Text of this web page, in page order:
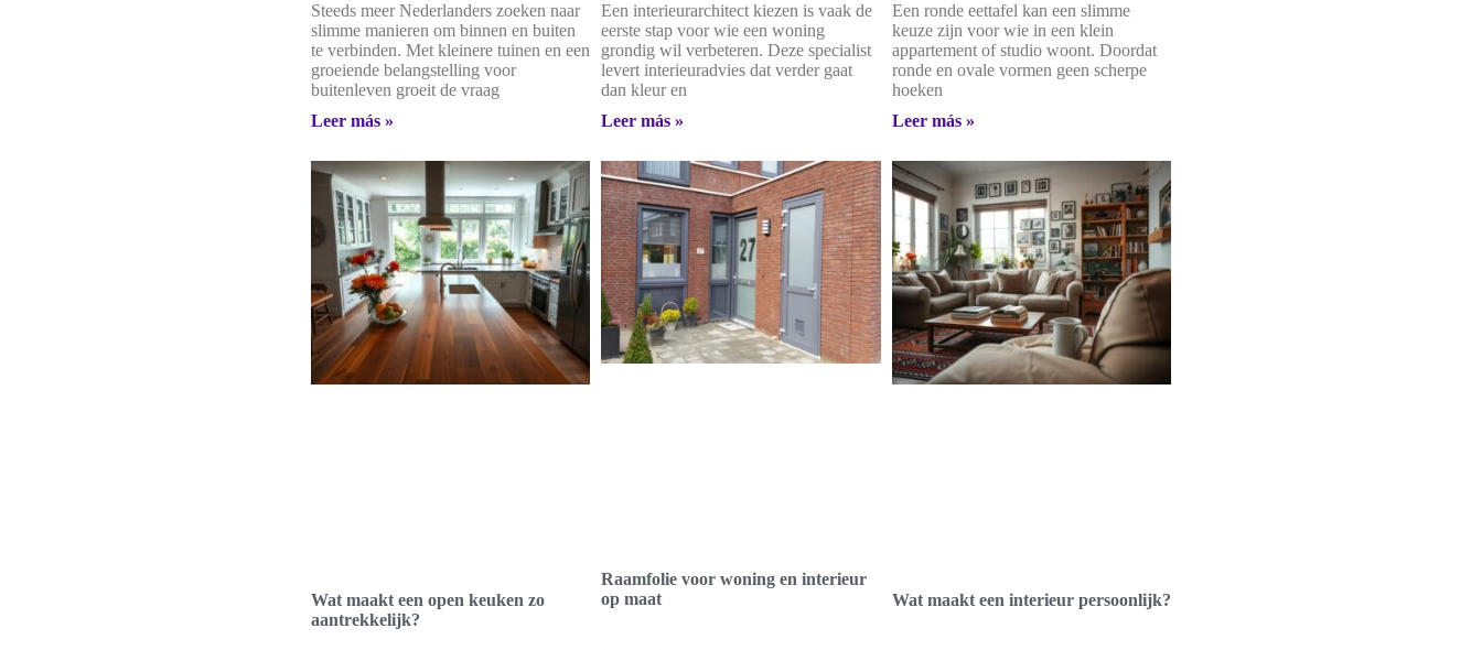
Steeds meer Nederlanders zoeken naar
slimme manieren om binnen en buiten
te verbinden. Met kleinere tuinen en een
groeiende belangstelling voor
buitenleven groeit de vraag
Leer más »
Een interieurarchitect kiezen is vaak de
eerste stap voor wie een woning
grondig wil verbeteren. Deze specialist
levert interieuradvies dat verder gaat
dan kleur en
Leer más »
Een ronde eettafel kan een slimme
keuze zijn voor wie in een klein
appartement of studio woont. Doordat
ronde en ovale vormen geen scherpe
hoeken
Leer más »
Wat maakt een open keuken zo
aantrekkelijk?
Raamfolie voor woning en interieur
op maat
Wat maakt een interieur persoonlijk?